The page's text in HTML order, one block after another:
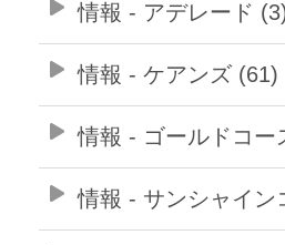
情報 - アデレード
情報 - ケアンズ (61)
情報 - ゴールドコー
情報 - サンシャイン